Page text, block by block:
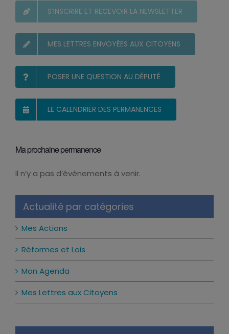
S’INSCRIRE ET RECEVOIR LA NEWSLETTER
MES LETTRES ENVOYÉES AUX CITOYENS
POSER UNE QUESTION AU DÉPUTÉ
LE CALENDRIER DES PERMANENCES
Ma prochaine permanence
Notice
Il n’y a pas d’évènements à venir.
Actualité par catégories
Mes Actions
Réformes et Lois
Mon Agenda
Mes Lettres aux Citoyens